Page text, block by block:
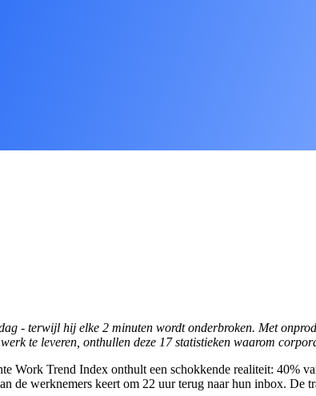
- terwijl hij elke 2 minuten wordt onderbroken. Met
te leveren, onthullen deze 17 statistieken waarom
Work Trend Index onthult een schokkende realiteit: 40%
de werknemers keert om 22 uur terug naar hun inbox.